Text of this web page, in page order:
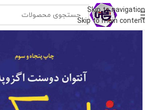
Skip to navigation
Skip to main content